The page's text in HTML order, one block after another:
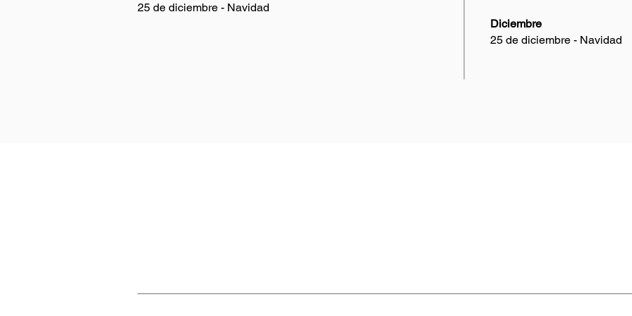
25 de diciembre - Navidad
Diciembre
25 de diciembre - Navidad